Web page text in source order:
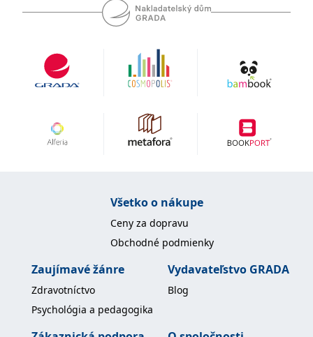
Všetko o nákupe
Ceny za dopravu
Obchodné podmienky
Zaujímavé žánre
Zdravotníctvo
Psychológia a pedagogika
Vydavateľstvo GRADA
Blog